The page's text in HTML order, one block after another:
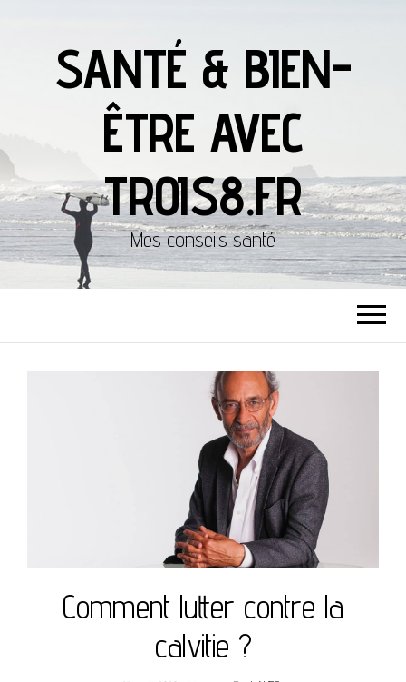
SANTÉ & BIEN-
ÊTRE AVEC
TROIS8.FR
Mes conseils santé
Comment lutter contre la
calvitie ?